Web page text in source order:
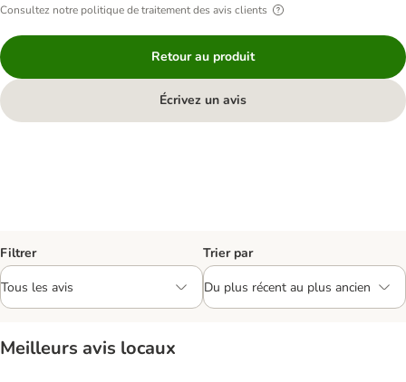
Consultez notre politique de traitement des avis clients
Retour au produit
Écrivez un avis
Filtrer Trier par
Meilleurs avis locaux